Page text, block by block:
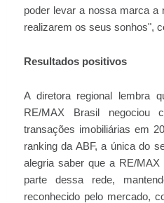
poder levar a nossa marca a
realizarem os seus sonhos",
Resultados positivos
A diretora regional lembra
RE/MAX Brasil
transações imobiliárias em
ranking da ABF, a única do
alegria saber que a RE/
parte dessa rede,
reconhecido pelo mercado,